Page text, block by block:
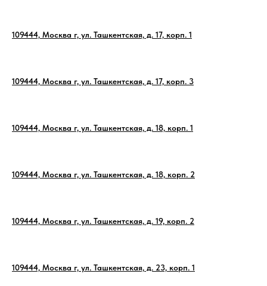
109444, Москва г, ул. Ташкентская, д. 17, корп. 1
109444, Москва г, ул. Ташкентская, д. 17, корп. 3
109444, Москва г, ул. Ташкентская, д. 18, корп. 1
109444, Москва г, ул. Ташкентская, д. 18, корп. 2
109444, Москва г, ул. Ташкентская, д. 19, корп. 2
109444, Москва г, ул. Ташкентская, д. 23, корп. 1